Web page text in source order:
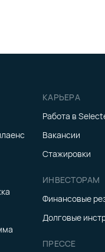
КАРЬЕРА
Работа в
Вакансии
Стажировки
ИНВЕСТОРАМ
Финансовые
Долговые
ПРЕССЕ